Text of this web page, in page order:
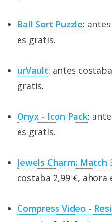
Ball Sort Puzzle:
es gratis.
urVault: antes
gratis.
Onyx - Icon Pack:
es gratis.
Jewels Charm: Match
costaba 2,99 €, ahora
Compress Video -